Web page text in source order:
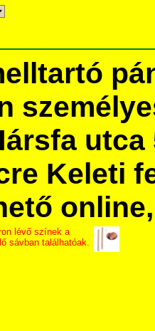
utca
Keleti
lévő színek a
sávban találhatóak.